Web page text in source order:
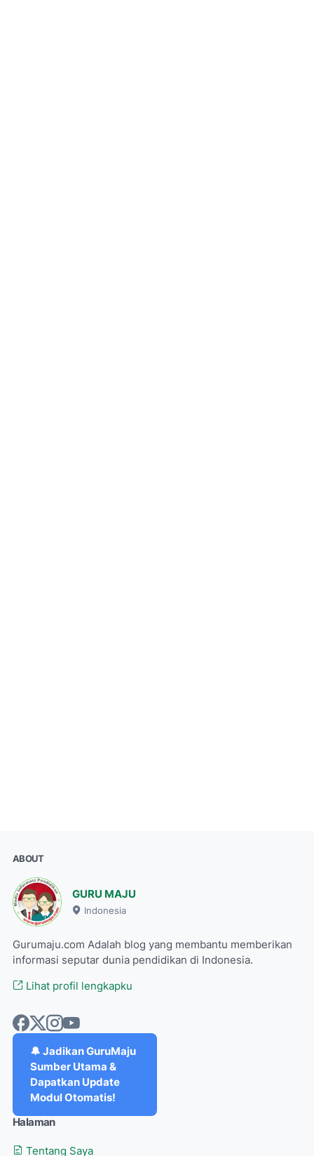
ABOUT
GURU MAJU
Indonesia
Gurumaju.com Adalah blog yang membantu memberikan
informasi seputar dunia pendidikan di Indonesia.
Lihat profil lengkapku
🔔 Jadikan GuruMaju
Sumber Utama &
Dapatkan Update
Modul Otomatis!
Halaman
Tentang Saya